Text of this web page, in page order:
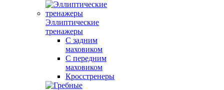
Эллиптические
тренажеры
С задним
маховиком
С передним
маховиком
Кросстренеры